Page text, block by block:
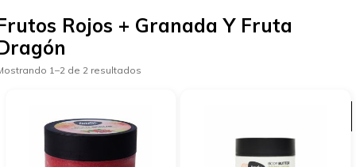
Rojos + Granada Y Fruta
1–2 de 2 resultados